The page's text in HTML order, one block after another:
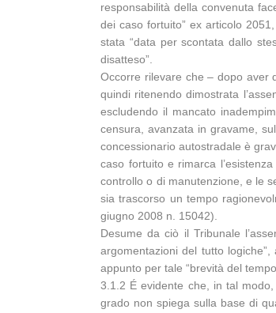
responsabilità della convenuta
dei caso fortuito” ex articolo
stata “data per scontata dallo
disatteso”.
Occorre rilevare che – dopo aver
quindi ritenendo dimostrata
escludendo il mancato
censura, avanzata in gravame,
concessionario autostradale è
caso fortuito e rimarca
controllo o di manutenzione, e le
sia trascorso un tempo
giugno 2008 n. 15042).
Desume da ciò il Tribunale
argomentazioni del tutto
appunto per tale “brevità del
3.1.2 É evidente che, in tal
grado non spiega sulla base di